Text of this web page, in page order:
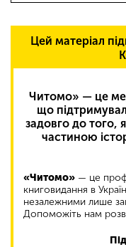
Цей матеріал
Читомо» — це
що
задовго до того,
частиною
«Читомо» — це
книговидання в
незалежними лише
Допоможіть нам